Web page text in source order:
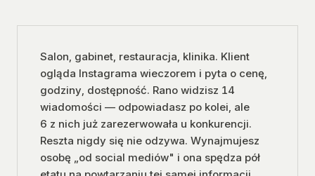
Salon, gabinet, restauracja, klinika. Klient
ogląda Instagrama wieczorem i pyta o cenę,
godziny, dostępność. Rano widzisz 14
wiadomości — odpowiadasz po kolei, ale
6 z nich już zarezerwowała u konkurencji.
Reszta nigdy się nie odzywa. Wynajmujesz
osobę „od social mediów" i ona spędza pół